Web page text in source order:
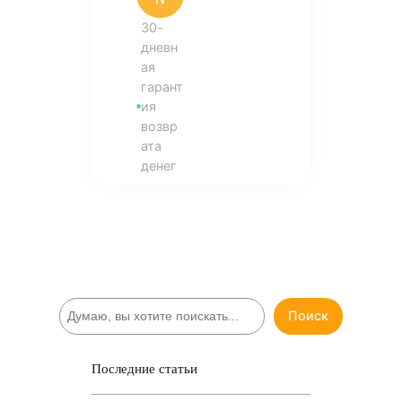
30-
дневн
ая
гарант
ия
возвр
ата
денег
П
о
Поиск
Последние статьи